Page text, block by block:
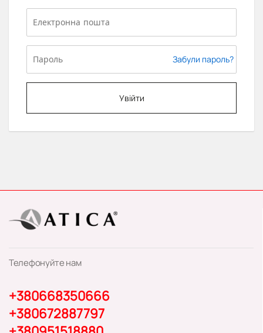
Забули пароль?
Увійти
Телефонуйте нам
+380668350666
+380672887797